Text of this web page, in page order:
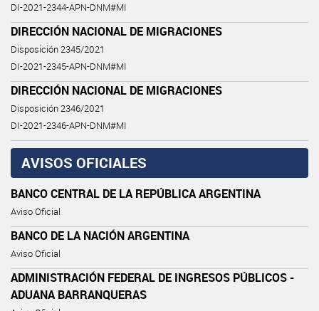
DI-2021-2344-APN-DNM#MI
DIRECCIÓN NACIONAL DE MIGRACIONES
Disposición 2345/2021
DI-2021-2345-APN-DNM#MI
DIRECCIÓN NACIONAL DE MIGRACIONES
Disposición 2346/2021
DI-2021-2346-APN-DNM#MI
AVISOS OFICIALES
BANCO CENTRAL DE LA REPÚBLICA ARGENTINA
Aviso Oficial
BANCO DE LA NACIÓN ARGENTINA
Aviso Oficial
ADMINISTRACIÓN FEDERAL DE INGRESOS PÚBLICOS -
ADUANA BARRANQUERAS